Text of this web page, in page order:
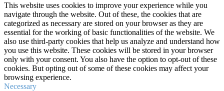
This website uses cookies to improve your experience while you
navigate through the website. Out of these, the cookies that are
categorized as necessary are stored on your browser as they are
essential for the working of basic functionalities of the website. We
also use third-party cookies that help us analyze and understand how
you use this website. These cookies will be stored in your browser
only with your consent. You also have the option to opt-out of these
cookies. But opting out of some of these cookies may affect your
browsing experience.
Necessary